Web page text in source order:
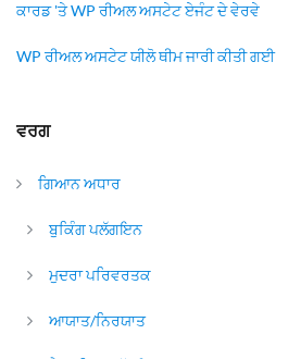
ਕਾਰਡ 'ਤੇ WP ਰੀਅਲ ਅਸਟੇਟ ਏਜੰਟ ਦੇ ਵੇਰਵੇ
WP ਰੀਅਲ ਅਸਟੇਟ ਯੀਲੋ ਥੀਮ ਜਾਰੀ ਕੀਤੀ ਗਈ
ਵਰਗ
ਗਿਆਨ ਅਧਾਰ
ਬੁਕਿੰਗ ਪਲੱਗਇਨ
ਮੁਦਰਾ ਪਰਿਵਰਤਕ
ਆਯਾਤ/ਨਿਰਯਾਤ